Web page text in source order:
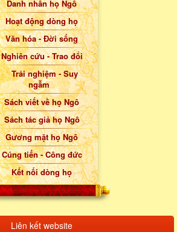
Danh nhân họ Ngô
Hoạt động dòng họ
Văn hóa - Đời sống
Nghiên cứu - Trao đổi
Trải nghiệm - Suy
ngẫm
Sách viết về họ Ngô
Sách tác giả họ Ngô
Gương mặt họ Ngô
Cúng tiến - Công đức
Kết nối dòng họ
Liên kết website